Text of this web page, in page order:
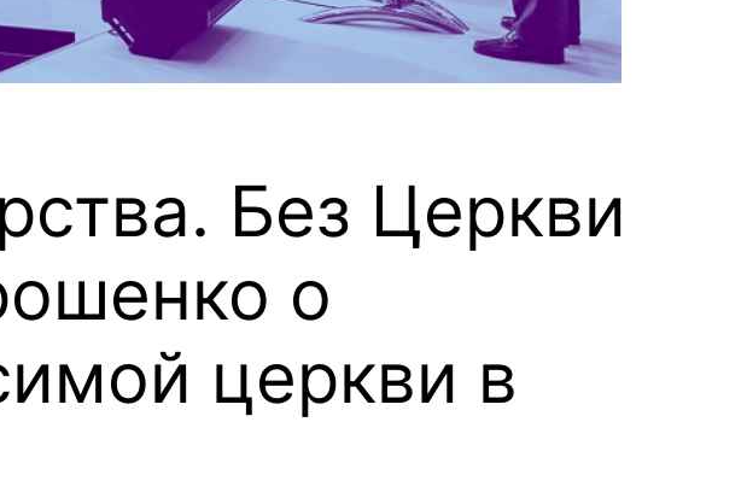
Без Церкви
о
церкви в